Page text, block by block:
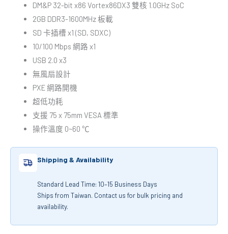
DM&P 32-bit x86 Vortex86DX3 雙核 1.0GHz SoC
2GB DDR3-1600MHz 板載
SD 卡插槽 x1 (SD, SDXC)
10/100 Mbps 網路 x1
USB 2.0 x3
無風扇設計
PXE 網路開機
超低功耗
支援 75 x 75mm VESA 標準
操作溫度 0~60 ℃
Shipping & Availability
Standard Lead Time: 10–15 Business Days
Ships from Taiwan. Contact us for bulk pricing and
availability.